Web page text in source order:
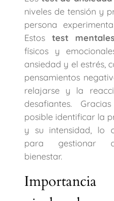
niveles de tensión y
persona
Estos test mentales
físicos y
ansiedad y el estrés,
pensamientos
relajarse y la
desafiantes.
posible identificar la
y su intensidad, lo
para gestionar
bienestar.